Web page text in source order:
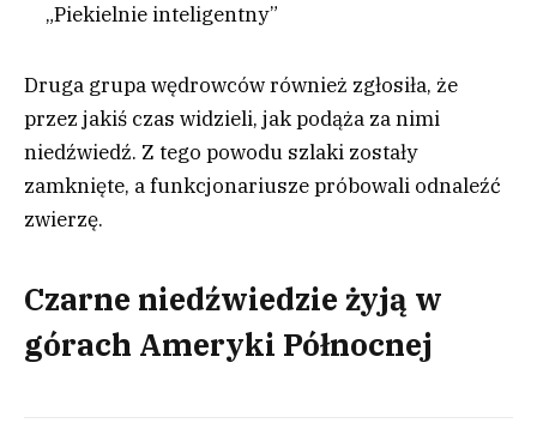
„Piekielnie inteligentny”
Druga grupa wędrowców również zgłosiła, że
przez jakiś czas widzieli, jak podąża za nimi
niedźwiedź. Z tego powodu szlaki zostały
zamknięte, a funkcjonariusze próbowali odnaleźć
zwierzę.
Czarne niedźwiedzie żyją w
górach Ameryki Północnej